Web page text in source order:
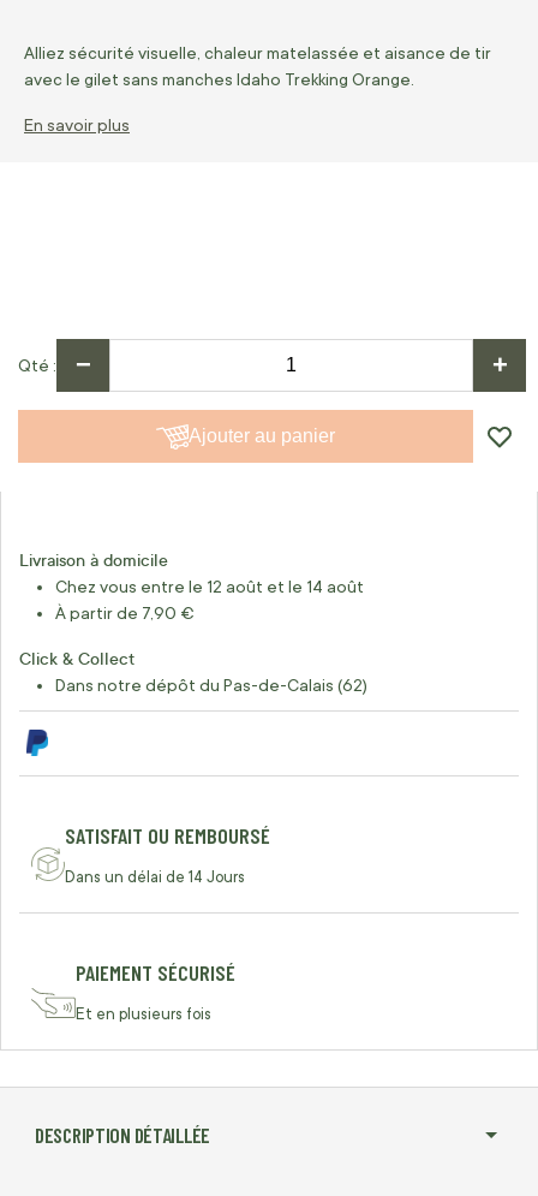
Alliez sécurité visuelle, chaleur matelassée et aisance de tir
avec le gilet sans manches Idaho Trekking Orange.
En savoir plus
Qté − +
Ajouter au panier
Livraison à domicile
Chez vous entre le 12 août et le 14 août
À partir de 7,90 €
Click & Collect
Dans notre dépôt du Pas-de-Calais (62)
SATISFAIT OU REMBOURSÉ
Dans un délai de 14 Jours
PAIEMENT SÉCURISÉ
Et en plusieurs fois
DESCRIPTION DÉTAILLÉE